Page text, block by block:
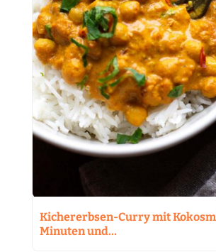
Kichererbsen-Curry mit
Minuten und…